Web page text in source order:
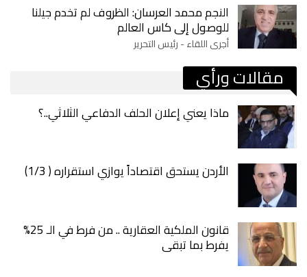
النجم محمد العرسان: الظروف لم تخدم جيلنا
للوصول إلى كاس العالم
أجرى اللقاء - رئيس التحرير
مقالات ورأي
ماذا يعني إعلان الحلف الدفاعي الثلاثي..؟
الأردن يستحق اقتصاداً يوازي استقراره ( 1/3)
قانون الملكية العقارية .. من فرط في الـ 25%
يفرط بما تبقى